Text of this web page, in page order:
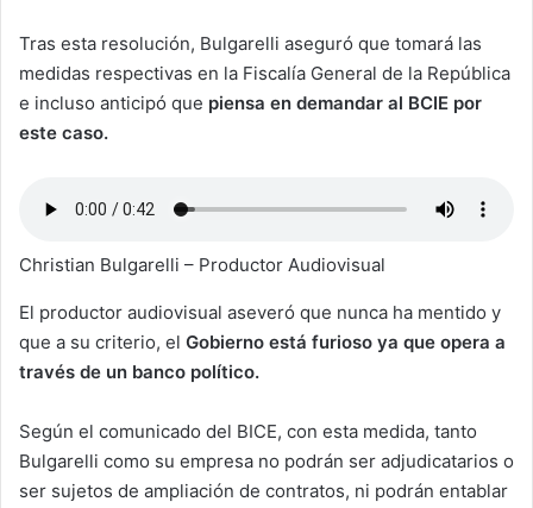
Tras esta resolución, Bulgarelli aseguró que tomará las
medidas respectivas en la Fiscalía General de la República
e incluso anticipó que piensa en demandar al BCIE por
este caso.
Christian Bulgarelli – Productor Audiovisual
El productor audiovisual aseveró que nunca ha mentido y
que a su criterio, el Gobierno está furioso ya que opera a
través de un banco político.
Según el comunicado del BICE, con esta medida, tanto
Bulgarelli como su empresa no podrán ser adjudicatarios o
ser sujetos de ampliación de contratos, ni podrán entablar